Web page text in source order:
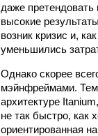
даже
высокие
возник кризис и,
уменьшились
Однако скорее
мэйнфреймами.
архитектуре
не так быстро, как
ориентированная